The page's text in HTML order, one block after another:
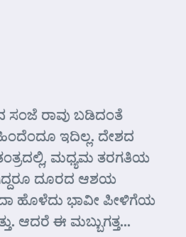
ಸಂಜೆ ರಾವು ಬಡಿದಂತೆ
ಹಿಂದೆಂದೂ ಇದಿಲ್ಲ. ದೇಶದ
ಮಧ್ಯಮ ತರಗತಿಯ
ದೂರದ ಆಶಯ
ಹೊಳೆದು ಭಾವೀ ಪೀಳಿಗೆಯ
ಆದರೆ ಈ ಮಬ್ಬುಗತ್ತ...